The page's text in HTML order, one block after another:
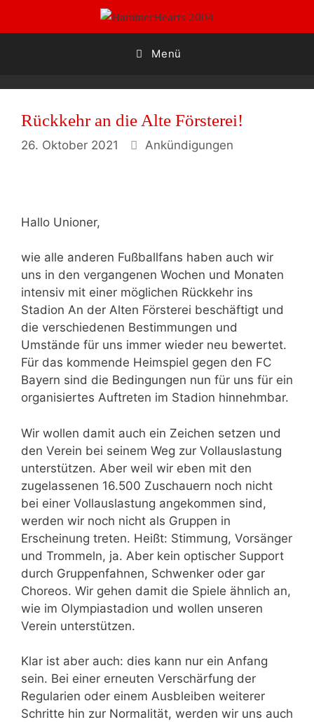
Menü
Rückkehr an die Alte Försterei!
26. Oktober 2021 Kategorien
Ankündigungen
Hallo Unioner,
wie alle anderen Fußballfans haben auch wir
uns in den vergangenen Wochen und Monaten
intensiv mit einer möglichen Rückkehr ins
Stadion An der Alten Försterei beschäftigt und
die verschiedenen Bestimmungen und
Umstände für uns immer wieder neu bewertet.
Für das kommende Heimspiel gegen den FC
Bayern sind die Bedingungen nun für uns für ein
organisiertes Auftreten im Stadion hinnehmbar.
Wir wollen damit auch ein Zeichen setzen und
den Verein bei seinem Weg zur Vollauslastung
unterstützen. Aber weil wir eben mit den
zugelassenen 16.500 Zuschauern noch nicht
bei einer Vollauslastung angekommen sind,
werden wir noch nicht als Gruppen in
Erscheinung treten. Heißt: Stimmung, Vorsänger
und Trommeln, ja. Aber kein optischer Support
durch Gruppenfahnen, Schwenker oder gar
Choreos. Wir gehen damit die Spiele ähnlich an,
wie im Olympiastadion und wollen unseren
Verein unterstützen.
Klar ist aber auch: dies kann nur ein Anfang
sein. Bei einer erneuten Verschärfung der
Regularien oder einem Ausbleiben weiterer
Schritte hin zur Normalität, werden wir uns auch